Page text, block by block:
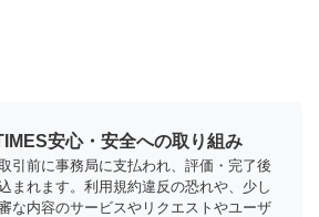
安心・安全への取り組み
引前に事務局に支払われ、評価・完了後
まれます。利用規約違反の恐れや、少し
な内容のサービスやリクエストやユーザ